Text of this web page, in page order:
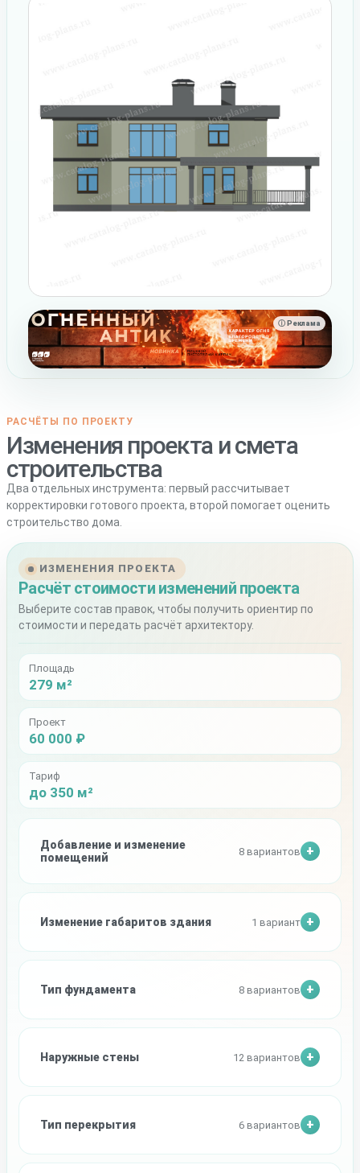
ⓘ Реклама
РАСЧЁТЫ ПО ПРОЕКТУ
Изменения проекта и смета
строительства
Два отдельных инструмента: первый рассчитывает
корректировки готового проекта, второй помогает оценить
строительство дома.
ИЗМЕНЕНИЯ ПРОЕКТА
Расчёт стоимости изменений проекта
Выберите состав правок, чтобы получить ориентир по
стоимости и передать расчёт архитектору.
Площадь
279 м²
Проект
60 000 ₽
Тариф
до 350 м²
Добавление и изменение
помещений
8 вариантов
Изменение габаритов здания 1 вариант
Тип фундамента 8 вариантов
Наружные стены 12 вариантов
Тип перекрытия 6 вариантов